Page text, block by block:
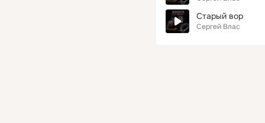
Старый вор
Сергей Влас